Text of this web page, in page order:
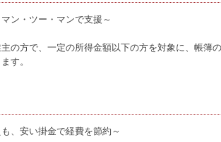
ン・ツー・マンで支援～
の方で、一定の所得金額以下の方を対象に、帳簿
す。
、安い掛金で経費を節約～